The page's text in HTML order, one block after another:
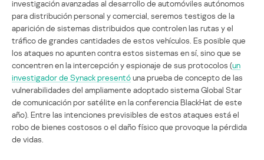
investigación avanzadas al desarrollo de automóviles autónomos
para distribución personal y comercial, seremos testigos de la
aparición de sistemas distribuidos que controlen las rutas y el
tráfico de grandes cantidades de estos vehículos. Es posible que
los ataques no apunten contra estos sistemas en sí, sino que se
concentren en la intercepción y espionaje de sus protocolos (un
investigador de Synack presentóuna prueba de concepto de las
vulnerabilidades del ampliamente adoptado sistema Global Star
de comunicación por satélite en la conferencia BlackHat de este
año). Entre las intenciones previsibles de estos ataques está el
robo de bienes costosos o el daño físico que provoque la pérdida
de vidas.